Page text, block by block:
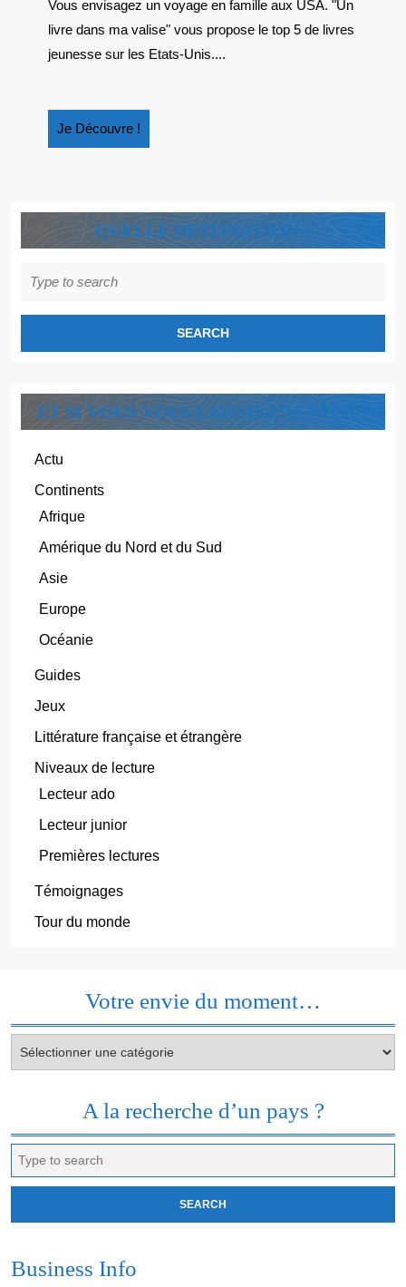
DES
LIVRES
Vous envisagez un voyage en famille aux USA. "Un
livre dans ma valise" vous propose le top 5 de livres
jeunesse sur les Etats-Unis....
Je Découvre !
Découvre
QUELLE DESTINATION ?
for:
ET SI VOUS VOUS LAISSIEZ TENTER ?
Actu
Continents
Afrique
Amérique du Nord et du Sud
Asie
Europe
Océanie
Guides
Jeux
Littérature française et étrangère
Niveaux de lecture
Lecteur ado
Lecteur junior
Premières lectures
Témoignages
Tour du monde
Votre envie du moment…
envie
A la recherche d’un pays ?
for:
Business Info